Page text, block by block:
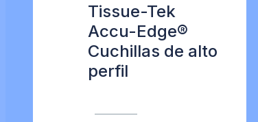
Tissue-Tek
Accu-Edge®
Cuchillas de alto
perfil